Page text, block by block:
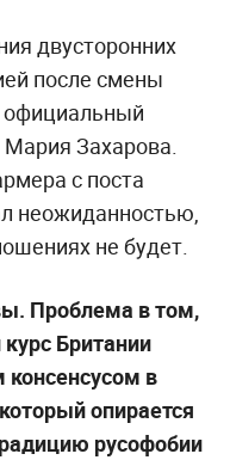
двусторонних
после смены
официальный
Захарова.
с поста
неожиданностью,
не будет.
Проблема в том,
Британии
консенсусом в
опирается
русофобии